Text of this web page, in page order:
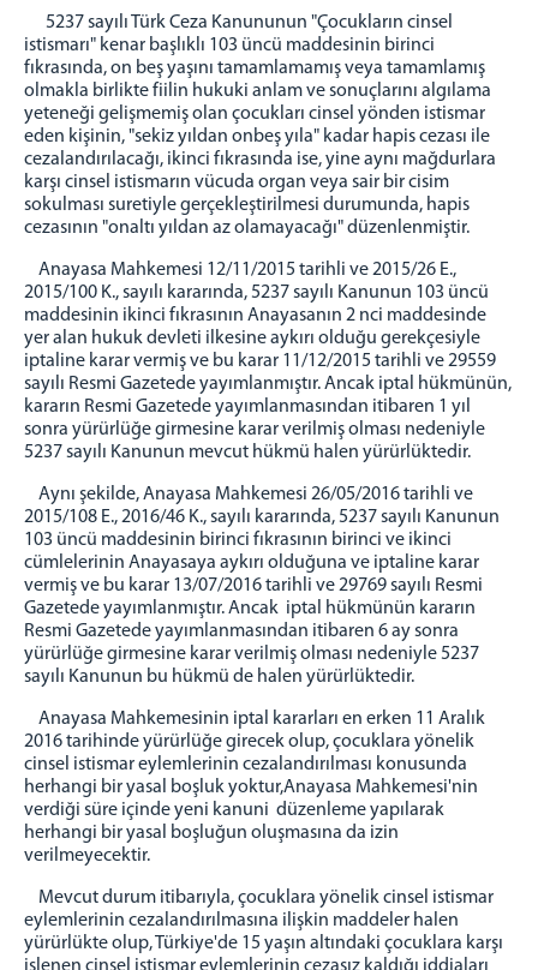
5237 sayılı Türk Ceza Kanununun "Çocukların cinsel
istismarı" kenar başlıklı 103 üncü maddesinin birinci
fıkrasında, on beş yaşını tamamlamamış veya tamamlamış
olmakla birlikte fiilin hukuki anlam ve sonuçlarını algılama
yeteneği gelişmemiş olan çocukları cinsel yönden istismar
eden kişinin, "sekiz yıldan onbeş yıla" kadar hapis cezası ile
cezalandırılacağı, ikinci fıkrasında ise, yine aynı mağdurlara
karşı cinsel istismarın vücuda organ veya sair bir cisim
sokulması suretiyle gerçekleştirilmesi durumunda, hapis
cezasının "onaltı yıldan az olamayacağı" düzenlenmiştir.
Anayasa Mahkemesi 12/11/2015 tarihli ve 2015/26 E.,
2015/100 K., sayılı kararında, 5237 sayılı Kanunun 103 üncü
maddesinin ikinci fıkrasının Anayasanın 2 nci maddesinde
yer alan hukuk devleti ilkesine aykırı olduğu gerekçesiyle
iptaline karar vermiş ve bu karar 11/12/2015 tarihli ve 29559
sayılı Resmi Gazetede yayımlanmıştır. Ancak iptal hükmünün,
kararın Resmi Gazetede yayımlanmasından itibaren 1 yıl
sonra yürürlüğe girmesine karar verilmiş olması nedeniyle
5237 sayılı Kanunun mevcut hükmü halen yürürlüktedir.
Aynı şekilde, Anayasa Mahkemesi 26/05/2016 tarihli ve
2015/108 E., 2016/46 K., sayılı kararında, 5237 sayılı Kanunun
103 üncü maddesinin birinci fıkrasının birinci ve ikinci
cümlelerinin Anayasaya aykırı olduğuna ve iptaline karar
vermiş ve bu karar 13/07/2016 tarihli ve 29769 sayılı Resmi
Gazetede yayımlanmıştır. Ancak iptal hükmünün kararın
Resmi Gazetede yayımlanmasından itibaren 6 ay sonra
yürürlüğe girmesine karar verilmiş olması nedeniyle 5237
sayılı Kanunun bu hükmü de halen yürürlüktedir.
Anayasa Mahkemesinin iptal kararları en erken 11 Aralık
2016 tarihinde yürürlüğe girecek olup, çocuklara yönelik
cinsel istismar eylemlerinin cezalandırılması konusunda
herhangi bir yasal boşluk yoktur,Anayasa Mahkemesi'nin
verdiği süre içinde yeni kanuni düzenleme yapılarak
herhangi bir yasal boşluğun oluşmasına da izin
verilmeyecektir.
Mevcut durum itibarıyla, çocuklara yönelik cinsel istismar
eylemlerinin cezalandırılmasına ilişkin maddeler halen
yürürlükte olup, Türkiye'de 15 yaşın altındaki çocuklara karşı